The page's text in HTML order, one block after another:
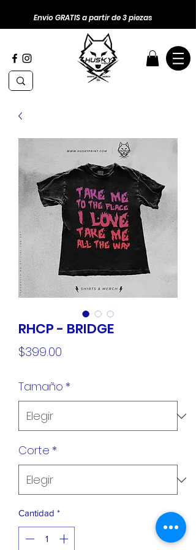
Envio GRATIS a partir de 3 piezas
RHCP - BRIDGE
$399.00
Tamaño *
Corte *
Cantidad *